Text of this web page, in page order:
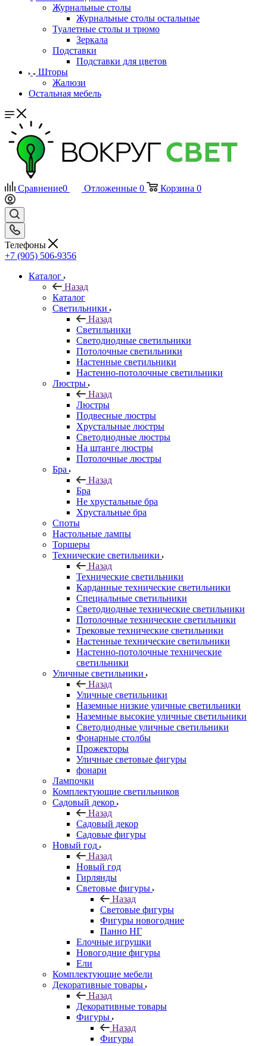
Журнальные столы
Журнальные столы остальные
Туалетные столы и трюмо
Зеркала
Подставки
Подставки для цветов
Шторы
Жалюзи
Остальная мебель
Сравнение0 Отложенные 0 Корзина 0
Телефоны
+7 (905) 506-9356
Каталог
Назад
Каталог
Светильники
Назад
Светильники
Светодиодные светильники
Потолочные светильники
Настенные светильники
Настенно-потолочные светильники
Люстры
Назад
Люстры
Подвесные люстры
Хрустальные люстры
Светодиодные люстры
На штанге люстры
Потолочные люстры
Бра
Назад
Бра
Не хрустальные бра
Хрустальные бра
Споты
Настольные лампы
Торшеры
Технические светильники
Назад
Технические светильники
Карданные технические светильники
Специальные светильники
Светодиодные технические светильники
Потолочные технические светильники
Трековые технические светильники
Настенные технические светильники
Настенно-потолочные технические
светильники
Уличные светильники
Назад
Уличные светильники
Наземные низкие уличные светильники
Наземные высокие уличные светильники
Светодиодные уличные светильники
Фонарные столбы
Прожекторы
Уличные световые фигуры
фонари
Лампочки
Комплектующие светильников
Садовый декор
Назад
Садовый декор
Садовые фигуры
Новый год
Назад
Новый год
Гирлянды
Световые фигуры
Назад
Световые фигуры
Фигуры новогодние
Панно НГ
Елочные игрушки
Новогодние фигуры
Ели
Комплектующие мебели
Декоративные товары
Назад
Декоративные товары
Фигуры
Назад
Фигуры